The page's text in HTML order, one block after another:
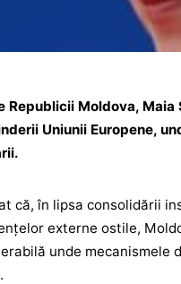
Republicii Moldova,
Uniunii Europene,
că, în lipsa consolidării
externe ostile,
unde